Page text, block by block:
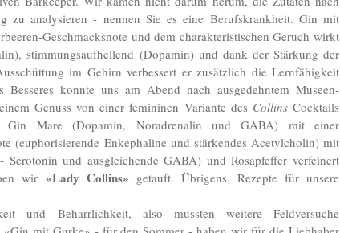
zu analysieren - nennen Sie es eine Berufskrankheit. Gin mit
Geschmacksnote und dem charakteristischen Geruch wirkt
stimmungsaufhellend (Dopamin) und dank der Stärkung der
im Gehirn verbessert er zusätzlich die Lernfähigkeit
Besseres konnte uns am Abend nach ausgedehntem Museen-
Genuss von einer femininen Variante des Collins Cocktails
Gin Mare (Dopamin, Noradrenalin und GABA) mit einer
(euphorisierende Enkephaline und stärkendes Acetylcholin) mit
und ausgleichende GABA) und Rosapfeffer verfeinert
wir «Lady Collins» getauft. Übrigens, Rezepte für unsere
und Beharrlichkeit, also mussten weitere Feldversuche